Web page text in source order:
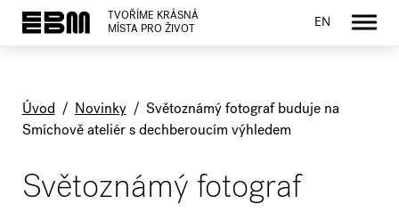
TVOŘÍME KRÁSNÁ
MÍSTA PRO ŽIVOT
EN
Úvod/Novinky/ Světoznámý fotograf buduje na
Smíchově ateliér s dechberoucím výhledem
Světoznámý fotograf